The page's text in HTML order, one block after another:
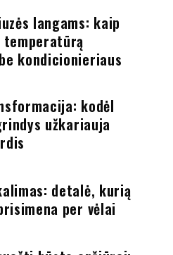
langams: kaip
temperatūrą
kondicionieriaus
kodėl
užkariauja
detalė, kurią
per vėlai